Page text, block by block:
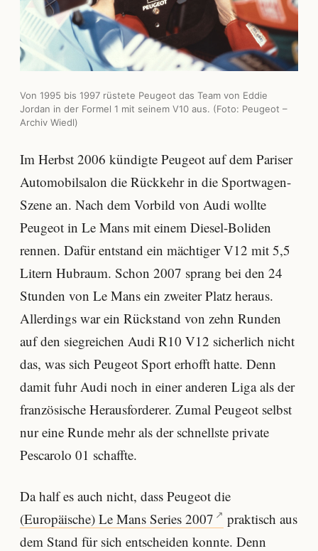
Von 1995 bis 1997 rüstete Peugeot das Team von Eddie
Jordan in der Formel 1 mit seinem V10 aus. (Foto: Peugeot –
Archiv Wiedl)
Im Herbst 2006 kündigte Peugeot auf dem Pariser
Automobilsalon die Rückkehr in die Sportwagen-
Szene an. Nach dem Vorbild von Audi wollte
Peugeot in Le Mans mit einem Diesel-Boliden
rennen. Dafür entstand ein mächtiger V12 mit 5,5
Litern Hubraum. Schon 2007 sprang bei den 24
Stunden von Le Mans ein zweiter Platz heraus.
Allerdings war ein Rückstand von zehn Runden
auf den siegreichen Audi R10 V12 sicherlich nicht
das, was sich Peugeot Sport erhofft hatte. Denn
damit fuhr Audi noch in einer anderen Liga als der
französische Herausforderer. Zumal Peugeot selbst
nur eine Runde mehr als der schnellste private
Pescarolo 01 schaffte.
Da half es auch nicht, dass Peugeot die
(Europäische) Le Mans Series 2007
praktisch aus
dem Stand für sich entscheiden konnte. Denn